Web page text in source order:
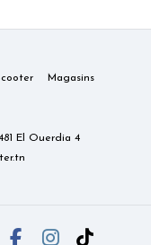
Magasins
El Ouerdia 4